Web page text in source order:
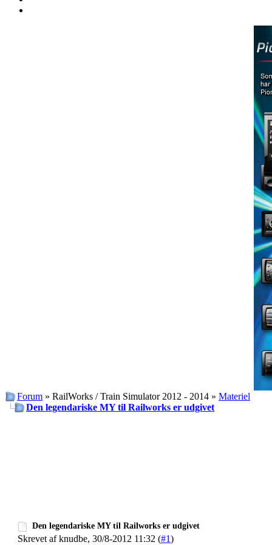
Forum » RailWorks / Train Simulator 2012 - 2014 » Materiel
Den legendariske MY til Railworks er udgivet
Den legendariske MY til Railworks er udgivet
Skrevet af knudbe, 30/8-2012 11:32 (#1)